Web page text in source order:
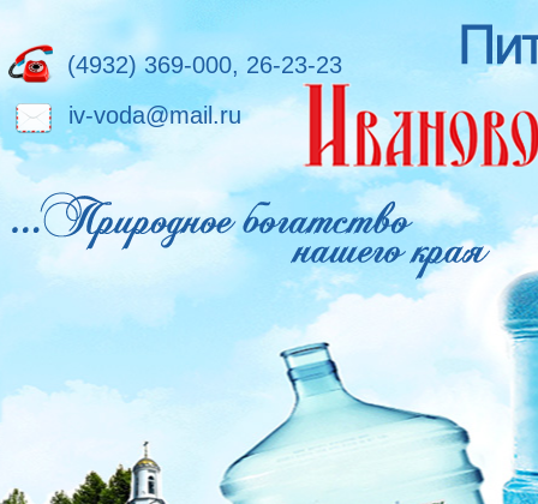
(4932) 369-000, 26-23-23
iv-voda@mail.ru